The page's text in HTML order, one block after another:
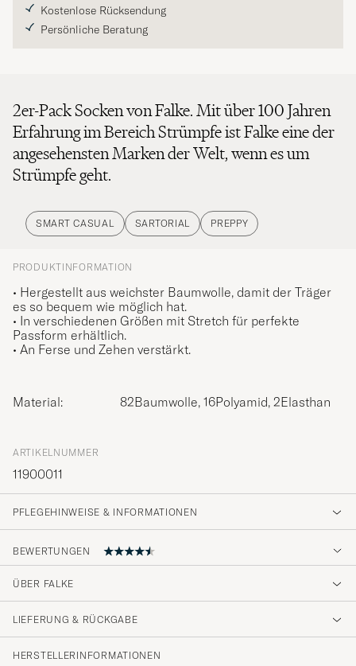
Kostenlose Rücksendung
Persönliche Beratung
2er-Pack Socken von Falke. Mit über 100 Jahren
Erfahrung im Bereich Strümpfe ist Falke eine der
angesehensten Marken der Welt, wenn es um
Strümpfe geht.
SMART CASUAL SARTORIAL PREPPY
PRODUKTINFORMATION
• Hergestellt aus weichster Baumwolle, damit der Träger
es so bequem wie möglich hat.
• In verschiedenen Größen mit Stretch für perfekte
Passform erhältlich.
• An Ferse und Zehen verstärkt.
Material: 82Baumwolle, 16Polyamid, 2Elasthan
ARTIKELNUMMER
11900011
PFLEGEHINWEISE & INFORMATIONEN
BEWERTUNGEN
Prisvärda strumpor.
PATRIK L GEKAUFT AM AUF CAREOFCARL.SE
ÜBER FALKE
LIEFERUNG & RÜCKGABE
HERSTELLERINFORMATIONEN